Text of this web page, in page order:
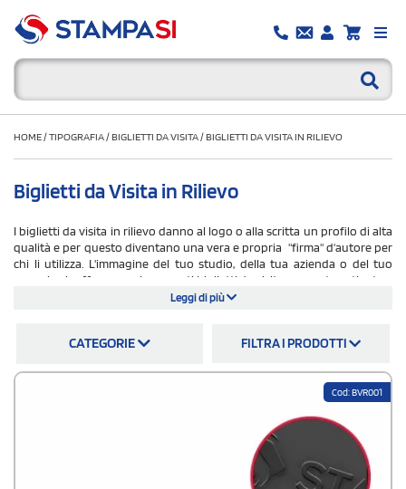
HOME/TIPOGRAFIA/BIGLIETTI DA VISITA/BIGLIETTI DA VISITA IN RILIEVO
Biglietti da Visita in Rilievo
I biglietti da visita in rilievo danno al logo o alla scritta un profilo di alta
qualità e per questo diventano una vera e propria "firma" d'autore per
chi li utilizza. L'immagine del tuo studio, della tua azienda o del tuo
negozio si rafforza grazie a questi biglietti da visita con carta patinata e
stampa offset a quattro colori, un piccolo gioiello che Stampasi.it ti offre
personalizzati sono quindi uno strumento di marketing lungimirante e
Leggi di più
CATEGORIE FILTRA I PRODOTTI
Cod: BVR001